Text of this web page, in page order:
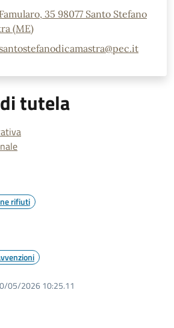
35 98077 Santo Stefano
(ME)
tutela
rifiuti
05/2026 10:25.11